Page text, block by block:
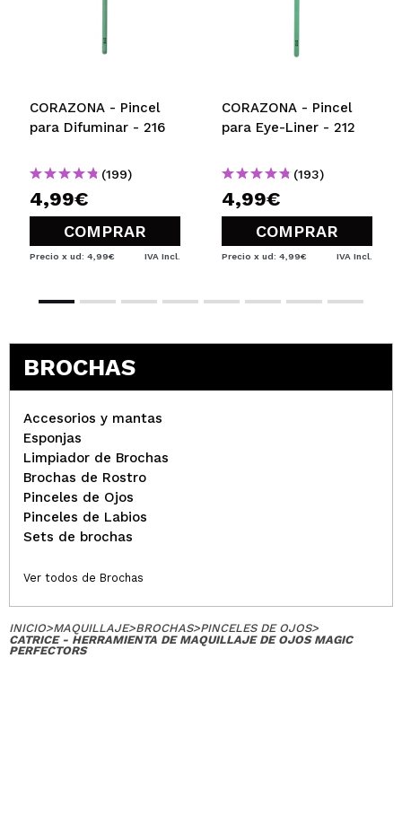
CORAZONA - Pincel
para Difuminar - 216
(199)
4,99€
COMPRAR
Precio x ud: 4,99€ IVA Incl.
CORAZONA - Pincel
para Eye-Liner - 212
(193)
4,99€
COMPRAR
Precio x ud: 4,99€ IVA Incl.
BROCHAS
Accesorios y mantas
Esponjas
Limpiador de Brochas
Brochas de Rostro
Pinceles de Ojos
Pinceles de Labios
Sets de brochas
Ver todos de Brochas
INICIO>MAQUILLAJE>BROCHAS>PINCELES DE OJOS>
CATRICE - HERRAMIENTA DE MAQUILLAJE DE OJOS MAGIC
PERFECTORS